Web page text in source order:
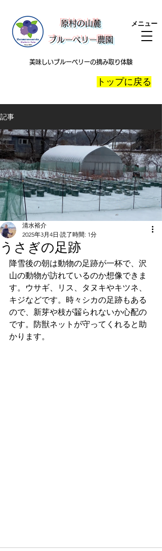
​原村の山麓
ブルーベリー農園
メニュー
美味しいブルーベリーの摘み取り体験
​トップに戻る
記事
うさぎの足跡
清水裕介
2025年3月4日 読了時間: 1分
降雪後の朝は動物の足跡が一杯で、沢
山の動物が訪れているのか想像できま
す。ウサギ、リス、タヌキやキツネ、
キジなどです。時々シカの足跡もある
ので、新芽や枝が齧られないか心配の
です。防獣ネットが守ってくれると助
かります。